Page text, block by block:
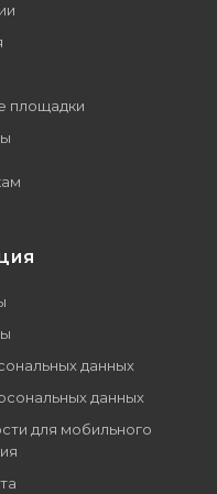
площадки
данных
данных
для мобильного